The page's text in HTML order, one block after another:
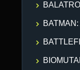
BALATRO